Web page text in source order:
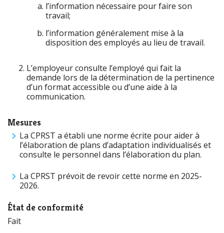
l’information nécessaire pour faire son
travail;
l’information généralement mise à la
disposition des employés au lieu de travail.
L’employeur consulte l’employé qui fait la
demande lors de la détermination de la pertinence
d’un format accessible ou d’une aide à la
communication.
Mesures
La CPRST a établi une norme écrite pour aider à
l’élaboration de plans d’adaptation individualisés et
consulte le personnel dans l’élaboration du plan.
La CPRST prévoit de revoir cette norme en 2025-
2026.
État de conformité
Fait